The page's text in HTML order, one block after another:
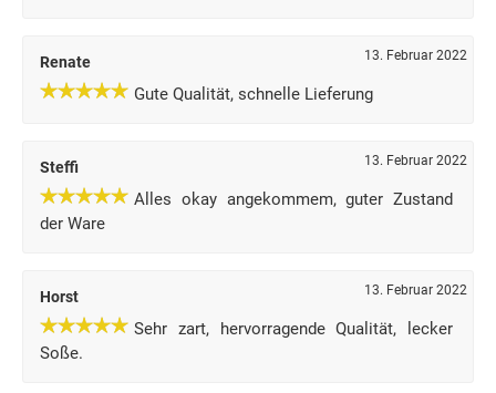
Renate 13. Februar 2022
Gute Qualität, schnelle Lieferung
Steffi 13. Februar 2022
Alles okay angekommem, guter Zustand
der Ware
Horst 13. Februar 2022
Sehr zart, hervorragende Qualität, lecker
Soße.